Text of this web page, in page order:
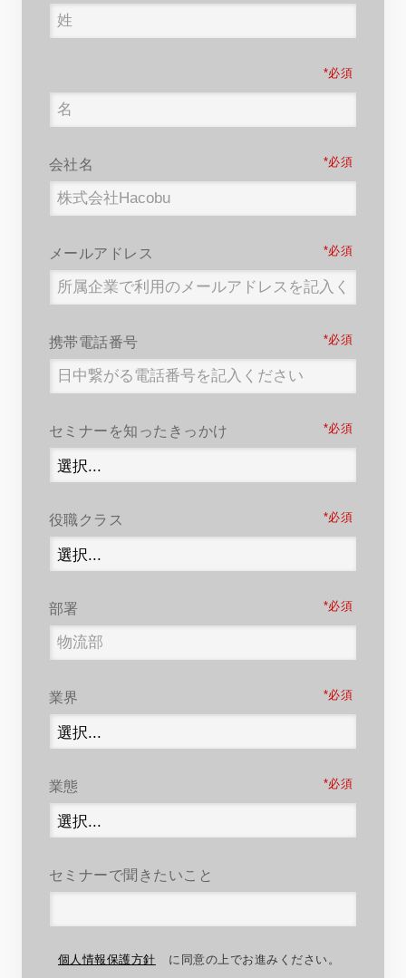
*
*
会社名
*
メールアドレス
*
携帯電話番号
*
セミナーを知ったきっかけ
*
役職クラス
*
部署
*
業界
*
業態
セミナーで聞きたいこと
個人情報保護方針 に同意の上でお進みください。